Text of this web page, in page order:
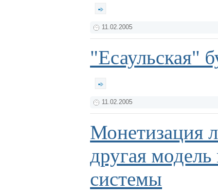
11.02.2005
"Есаульская"
11.02.2005
Монетизация
другая
системы